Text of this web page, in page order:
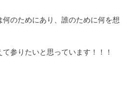
のためにあり、誰のために何を想
参りたいと思っています！！！